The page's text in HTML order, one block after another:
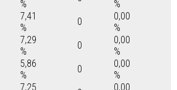
%
%
7,41
%
0
0,00
%
7,29
%
0
0,00
%
5,86
%
0
0,00
%
7,25
0,00